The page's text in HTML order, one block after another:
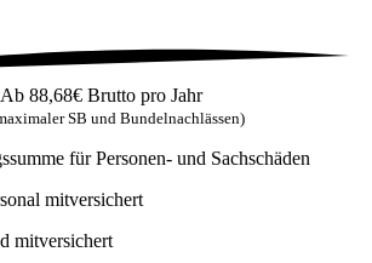
Ab 88,68€ Brutto pro Jahr
SB und Bundelnachlässen)
für Personen- und Sachschäden
mitversichert
mitversichert